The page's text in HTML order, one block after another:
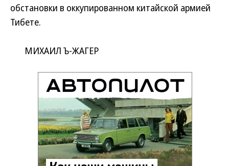
обстановки в оккупированном китайской армией
Тибете.
МИХАИЛ Ъ-ЖАГЕР